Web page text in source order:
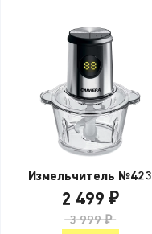
Измельчитель №423
2 499 ₽
3 999 ₽